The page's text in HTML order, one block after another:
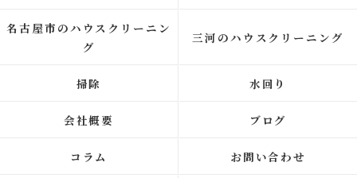
名古屋市のハウスクリーニン
グ
三河のハウスクリーニング
掃除 水回り
会社概要 ブログ
コラム お問い合わせ